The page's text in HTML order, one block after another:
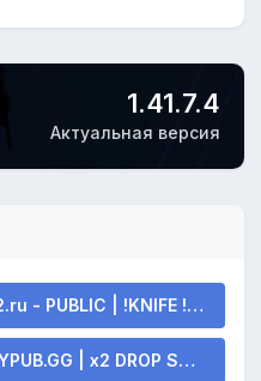
1.41.7.4
Актуальная версия
| !KNIFE !SKINS
| x2 DROP SKINS